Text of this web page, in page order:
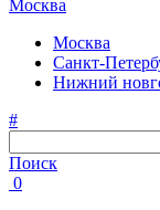
Москва
Москва
Санкт-
Нижний
#
Поиск
0